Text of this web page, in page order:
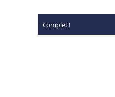
Complet !